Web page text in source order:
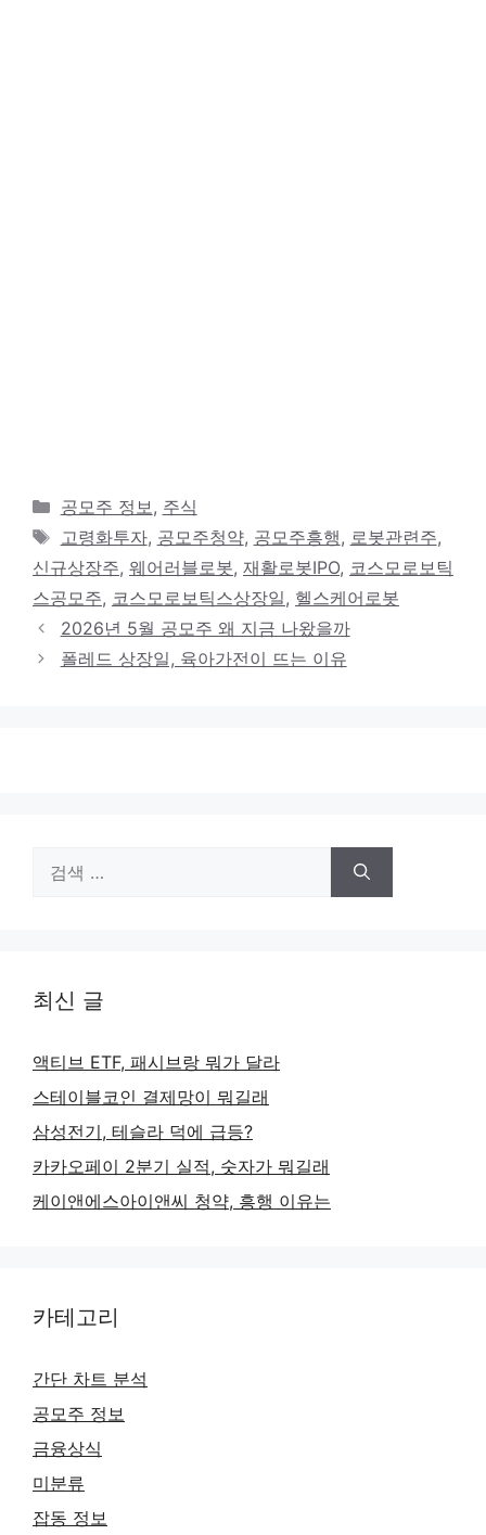
카
테
고
리
공모주 정보, 주식
태
그
고령화투자, 공모주청약, 공모주흥행, 로봇관련주,
신규상장주, 웨어러블로봇, 재활로봇IPO, 코스모로보틱
스공모주, 코스모로보틱스상장일, 헬스케어로봇
2026년 5월 공모주 왜 지금 나왔을까
폴레드 상장일, 육아가전이 뜨는 이유
최신 글
액티브 ETF, 패시브랑 뭐가 달라
스테이블코인 결제망이 뭐길래
삼성전기, 테슬라 덕에 급등?
카카오페이 2분기 실적, 숫자가 뭐길래
케이앤에스아이앤씨 청약, 흥행 이유는
카테고리
간단 차트 분석
공모주 정보
금융상식
미분류
잡동 정보